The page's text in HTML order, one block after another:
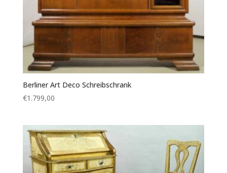
Berliner Art Deco Schreibschrank
€1.799,00